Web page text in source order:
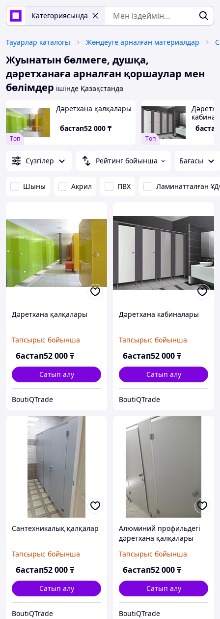
Категориясында
Тауарлар каталогы Жөндеуге арналған материалдар
Жуынатын бөлмеге, душқа,
дәретханаға арналған қоршаулар мен
бөлімдер ішінде Қазақстанда
Tоп
Дәретхана қалқалары
бастап52 000 ₸
Tоп
бастап
Сүзгілер Рейтинг бойынша Бағасы
Шыны Акрил ПВХ Ламинатталған
Дәретхана қалқалары
Тапсырыс бойынша
бастап52 000₸
Сатып алу
BoutiQTrade
Дәретхана кабиналары
Тапсырыс бойынша
бастап52 000₸
Сатып алу
BoutiQTrade
Сантехникалық қалқалар
Тапсырыс бойынша
бастап52 000₸
Сатып алу
BoutiQTrade
Алюминий профильдегі
дәретхана қалқалары
Тапсырыс бойынша
бастап52 000₸
Сатып алу
BoutiQTrade